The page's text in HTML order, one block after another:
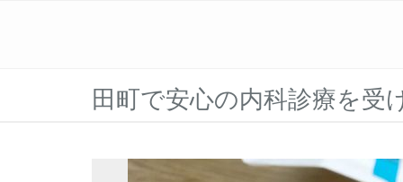
田町で安心の内科診療を